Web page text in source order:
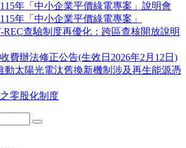
年「中小企業平價綠電專案」說明會
年「中小企業平價綠電專案」
REC查驗制度再優化：跨區查核開放說明
費辦法修正公告(生效日2026年2月12日)
動太陽光電汰舊換新機制涉及再生能源憑
零股化制度